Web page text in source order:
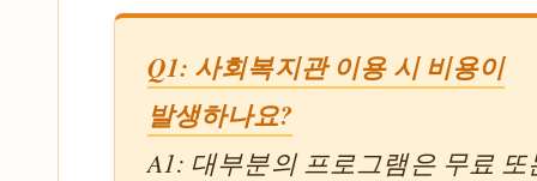
Q1: 사회복지관 이용 시 비용이
발생하나요?
A1: 대부분의 프로그램은 무료 또